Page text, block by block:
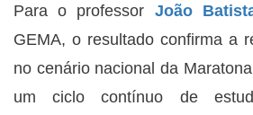
Para o professor João
GEMA, o resultado confirma a
no cenário nacional da
um ciclo contínuo de